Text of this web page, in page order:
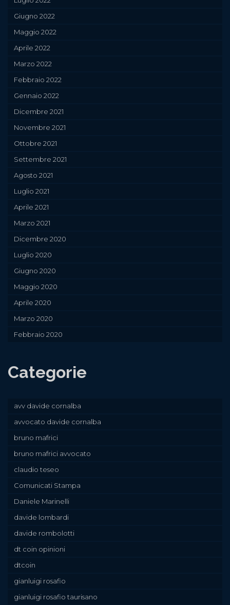
Giugno 2022
Maggio 2022
Aprile 2022
Marzo 2022
Febbraio 2022
Gennaio 2022
Dicembre 2021
Novembre 2021
Ottobre 2021
Settembre 2021
Agosto 2021
Luglio 2021
Aprile 2021
Marzo 2021
Dicembre 2020
Luglio 2020
Giugno 2020
Maggio 2020
Aprile 2020
Marzo 2020
Febbraio 2020
Categorie
avv davide cornalba
avvocato davide cornalba
bruno mafrici
bruno mafrici avvocato
claudio teseo
Comunicati Stampa
Daniele Marinelli
davide lombardi
davide rombolotti
dt coin opinioni
dtcoin
gianluigi rosafio
gianluigi rosafio taurisano